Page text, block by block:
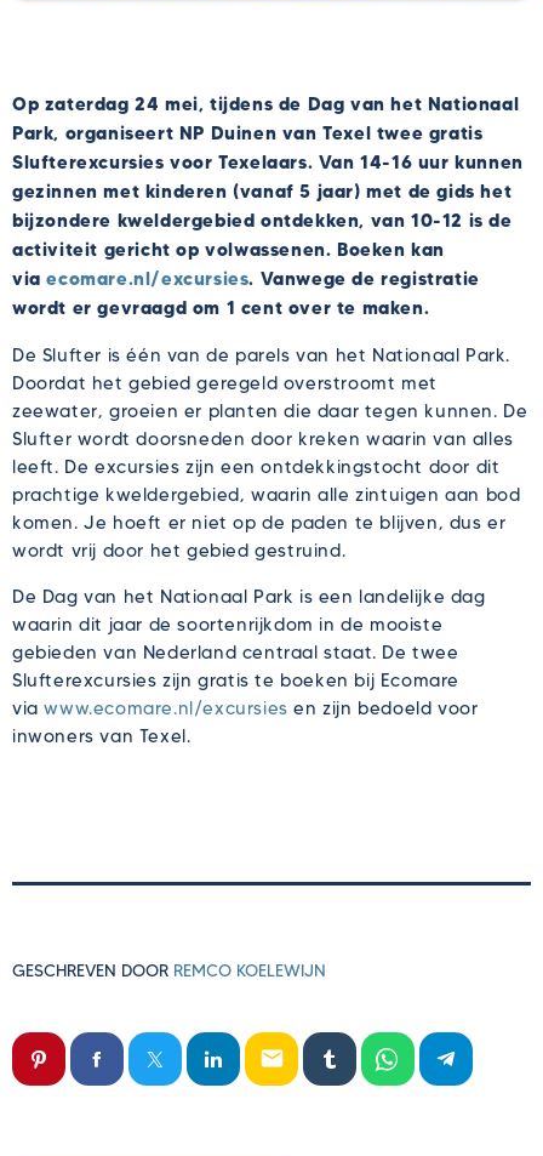
Op zaterdag 24 mei, tijdens de Dag van het Nationaal
Park, organiseert NP Duinen van Texel twee gratis
Slufterexcursies voor Texelaars. Van 14-16 uur kunnen
gezinnen met kinderen (vanaf 5 jaar) met de gids het
bijzondere kweldergebied ontdekken, van 10-12 is de
activiteit gericht op volwassenen. Boeken kan
viaecomare.nl/excursies. Vanwege de registratie
wordt er gevraagd om 1 cent over te maken.
De Slufter is één van de parels van het Nationaal Park.
Doordat het gebied geregeld overstroomt met
zeewater, groeien er planten die daar tegen kunnen. De
Slufter wordt doorsneden door kreken waarin van alles
leeft. De excursies zijn een ontdekkingstocht door dit
prachtige kweldergebied, waarin alle zintuigen aan bod
komen. Je hoeft er niet op de paden te blijven, dus er
wordt vrij door het gebied gestruind.
De Dag van het Nationaal Park is een landelijke dag
waarin dit jaar de soortenrijkdom in de mooiste
gebieden van Nederland centraal staat. De twee
Slufterexcursies zijn gratis te boeken bij Ecomare
viawww.ecomare.nl/excursies en zijn bedoeld voor
inwoners van Texel.
GESCHREVEN DOOR REMCO KOELEWIJN
email